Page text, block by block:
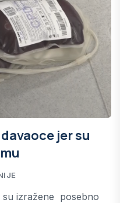
jer su
su izražene posebno